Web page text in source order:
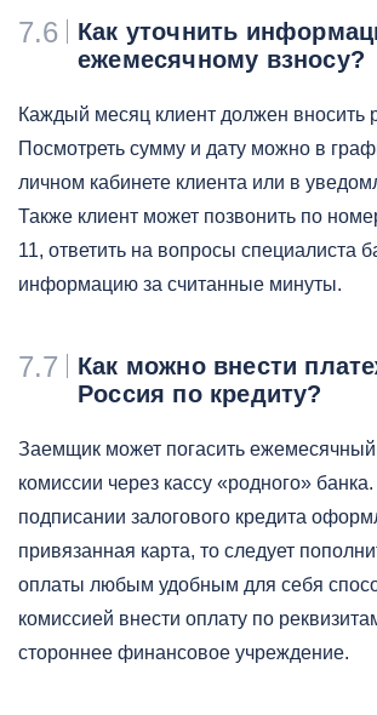
7.6
Как уточнить
ежемесячному взносу?
Каждый месяц клиент должен вносить
Посмотреть сумму и дату можно в
личном кабинете клиента или в
Также клиент может позвонить по
11, ответить на вопросы специалиста
информацию за считанные минуты.
7.7
Как можно внести
Россия по кредиту?
Заемщик может погасить ежемесячный
комиссии через кассу «родного»
подписании залогового кредита
привязанная карта, то следует
оплаты любым удобным для себя
комиссией внести оплату по
стороннее финансовое учреждение.